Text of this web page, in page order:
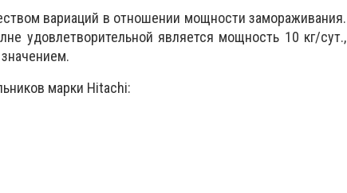
вариаций в отношении мощности замораживания.
удовлетворительной является мощность 10 кг/сут.,
марки Hitachi: